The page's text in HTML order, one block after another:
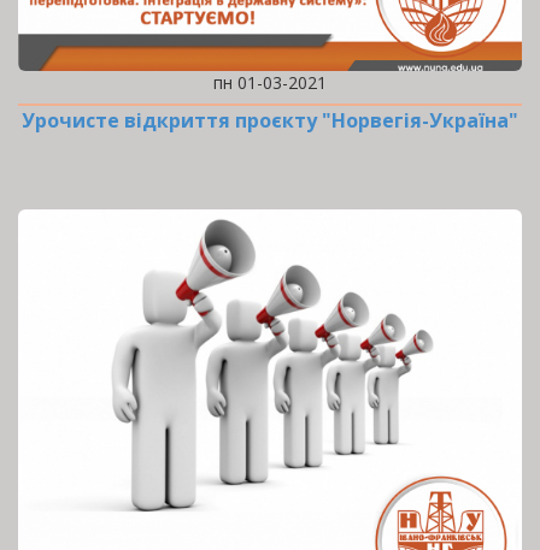
пн 01-03-2021
Урочисте відкриття проєкту "Норвегія-Україна"